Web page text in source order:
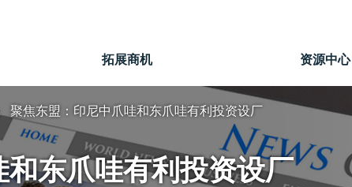
拓展商机 资源中心
聚焦东盟：印尼中爪哇和东爪哇有利投资设厂
东爪哇有利投资设厂